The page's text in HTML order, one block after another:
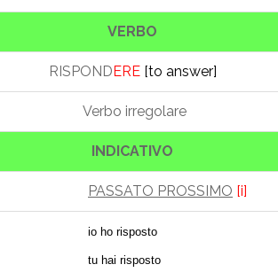
VERBO
RISPONDERE [to answer]
Verbo irregolare
INDICATIVO
PASSATO PROSSIMO [i]
io ho risposto
tu hai risposto